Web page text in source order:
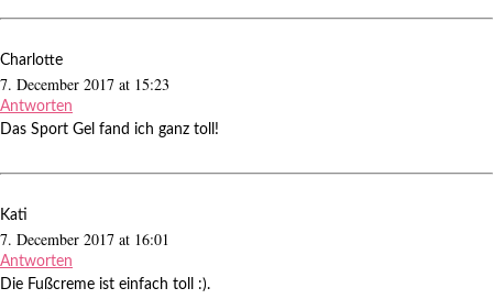
Charlotte
7. December 2017 at 15:23
Antworten
Das Sport Gel fand ich ganz toll!
Kati
7. December 2017 at 16:01
Antworten
Die Fußcreme ist einfach toll :).